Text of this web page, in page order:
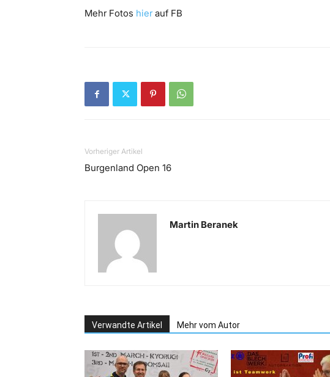
Mehr Fotos hierauf FB
Vorheriger Artikel
Burgenland Open 16
Martin Beranek
Verwandte Artikel Mehr vom Autor